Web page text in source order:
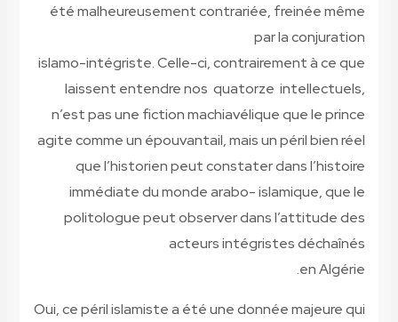
été malheureusement contrariée, freinée même
par la conjuration
islamo-intégriste. Celle-ci, contrairement à ce que
laissent entendre nos quatorze intellectuels,
n’est pas une fiction machiavélique que le prince
agite comme un épouvantail, mais un péril bien réel
que l’historien peut constater dans l’histoire
immédiate du monde arabo- islamique, que le
politologue peut observer dans l’attitude des
acteurs intégristes déchaînés
en Algérie.
Oui, ce péril islamiste a été une donnée majeure qui